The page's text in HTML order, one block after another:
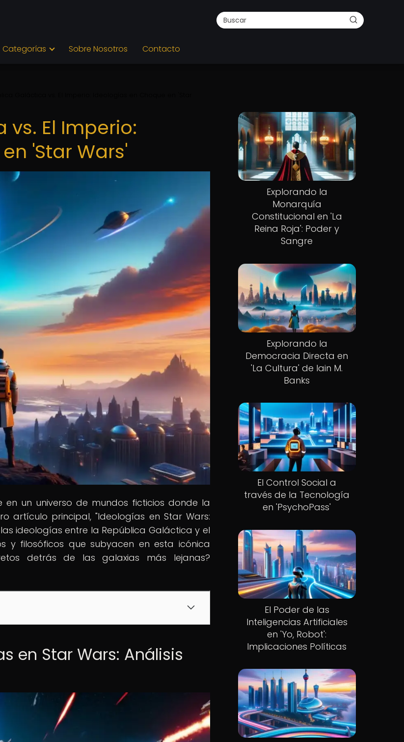
Categorías Sobre Nosotros Contacto
El Imperio:
'Star Wars'
en un universo de mundos ficticios donde la
artículo principal, "Ideologías en Star Wars:
ideologías entre la República Galáctica y el
y filosóficos que subyacen en esta icónica
detrás de las galaxias más lejanas?
en Star Wars: Análisis
Explorando la
Monarquía
Constitucional en 'La
Reina Roja': Poder y
Sangre
Explorando la
Democracia Directa en
'La Cultura' de Iain M.
Banks
El Control Social a
través de la Tecnología
en 'PsychoPass'
El Poder de las
Inteligencias Artificiales
en 'Yo, Robot':
Implicaciones Políticas